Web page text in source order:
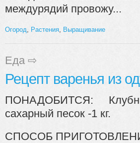
междурядий провожу...
Огород Растения Выращивание
Еда ⇨
Рецепт варенья из
ПОНАДОБИТСЯ:
сахарный песок -1 кг.
СПОСОБ